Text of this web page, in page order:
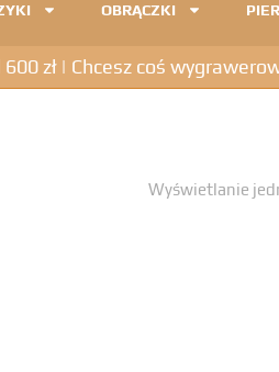
OBRĄCZKI
zł | Chcesz coś
Wyświetlanie